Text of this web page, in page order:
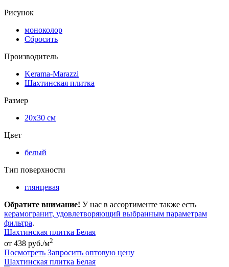
Рисунок
моноколор
Сбросить
Производитель
Kerama-Marazzi
Шахтинская плитка
Размер
20х30 см
Цвет
белый
Тип поверхности
глянцевая
Обратите внимание! У нас в ассортименте также есть
керамогранит, удовлетворяющий выбранным параметрам
фильтра.
Шахтинская плитка Белая
от 438 руб./м2
Посмотреть Запросить оптовую цену
Шахтинская плитка Белая